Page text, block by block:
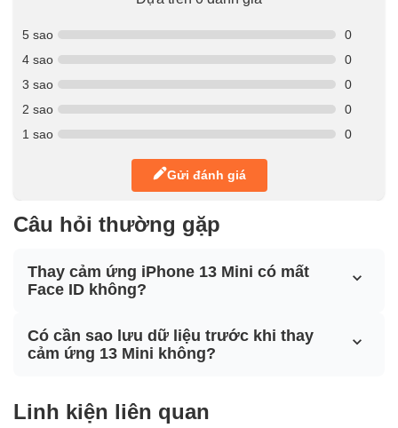
5 sao
0
4 sao
0
3 sao
0
2 sao
0
1 sao
0
Gửi đánh giá
Câu hỏi thường gặp
Thay cảm ứng iPhone 13 Mini có mất
Face ID không?
Có cần sao lưu dữ liệu trước khi thay
cảm ứng 13 Mini không?
Linh kiện liên quan